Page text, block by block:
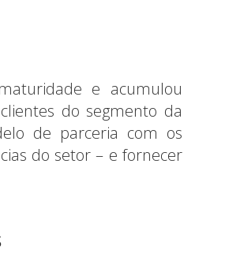
e acumulou
do segmento da
de parceria com os
do setor – e fornecer